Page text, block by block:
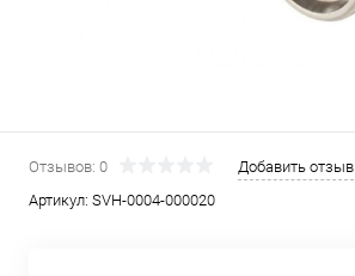
Отзывов: 0
Добавить отзыв
Артикул: SVH-0004-000020